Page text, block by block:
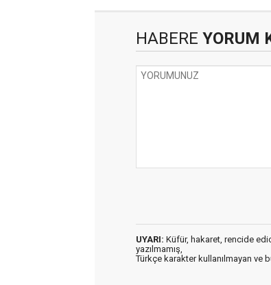
HABERE YORUM
UYARI: Küfür, hakaret, rencide
yazılmamış,
Türkçe karakter kullanılmayan ve